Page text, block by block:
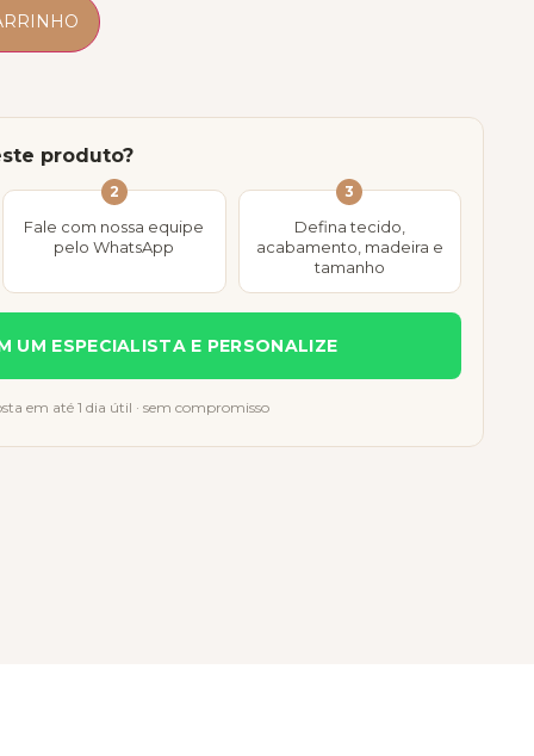
produto?
2
Fale com nossa equipe
pelo WhatsApp
3
Defina tecido,
acabamento, madeira e
tamanho
UM ESPECIALISTA E PERSONALIZE
em até 1 dia útil · sem compromisso